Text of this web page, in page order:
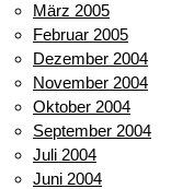
März 2005
Februar 2005
Dezember 2004
November 2004
Oktober 2004
September 2004
Juli 2004
Juni 2004